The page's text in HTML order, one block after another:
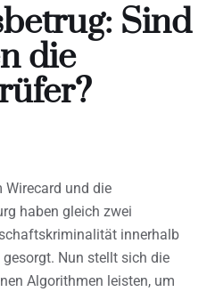
Sind
die
Wirecard und die
haben gleich zwei
innerhalb
Nun stellt sich die
Algorithmen leisten, um